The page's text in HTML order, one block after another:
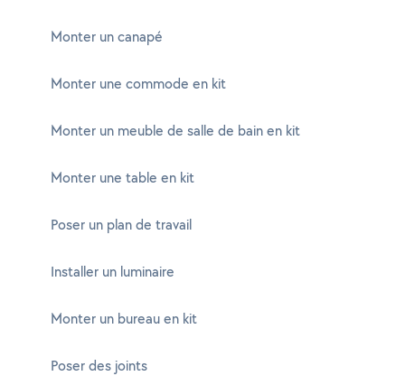
Monter un canapé
Monter une commode en kit
Monter un meuble de salle de bain en kit
Monter une table en kit
Poser un plan de travail
Installer un luminaire
Monter un bureau en kit
Poser des joints